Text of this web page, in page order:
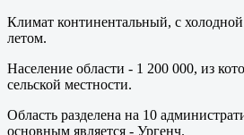
Климат континентальный, с
летом.
Население области - 1 200 000, из
сельской местности.
Область разделена на 10
основным является - Ургенч.